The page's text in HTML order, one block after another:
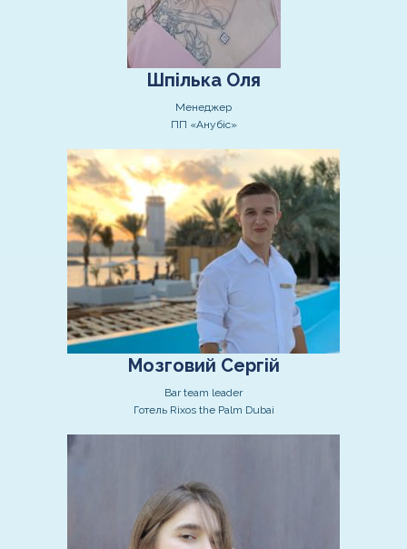
Шпілька Оля
Менеджер
ПП «Анубіс»
Мозговий Сергій
Bar team leader
Готель Rixos the Palm Dubai